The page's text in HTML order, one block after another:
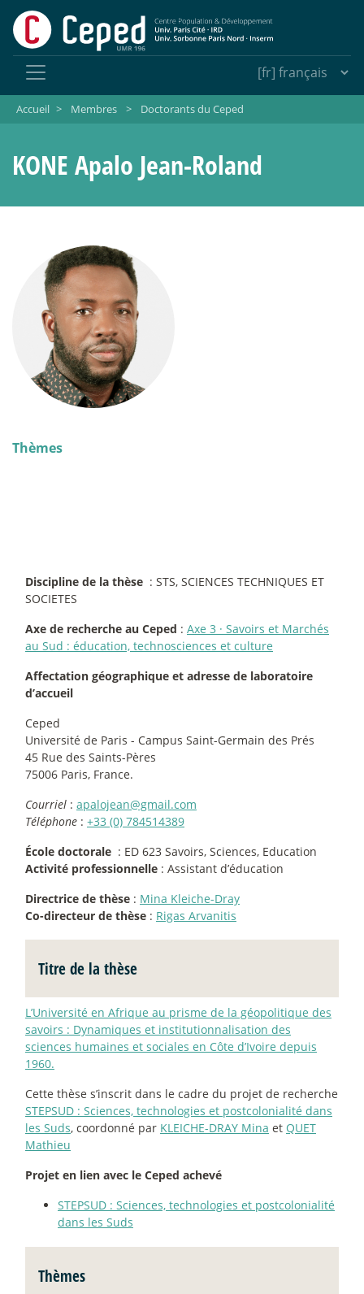
Accueil > Membres > Doctorants du Ceped
KONE Apalo Jean-Roland
Thèmes
Discipline de la thèse : STS, SCIENCES TECHNIQUES ET
SOCIETES
Axe de recherche au Ceped : Axe 3 · Savoirs et Marchés
au Sud : éducation, technosciences et culture
Affectation géographique et adresse de laboratoire
d’accueil
Ceped
Université de Paris - Campus Saint-Germain des Prés
45 Rue des Saints-Pères
75006 Paris, France.
Courriel : apalojean@gmail.com
Téléphone : +33 (0) 784514389
École doctorale : ED 623 Savoirs, Sciences, Education
Activité professionnelle : Assistant d’éducation
Directrice de thèse : Mina Kleiche-Dray
Co-directeur de thèse : Rigas Arvanitis
Titre de la thèse
L’Université en Afrique au prisme de la géopolitique des
savoirs : Dynamiques et institutionnalisation des
sciences humaines et sociales en Côte d’Ivoire depuis
1960.
Cette thèse s’inscrit dans le cadre du projet de recherche
STEPSUD : Sciences, technologies et postcolonialité dans
les Suds, coordonné par KLEICHE-DRAY Mina et QUET
Mathieu
Projet en lien avec le Ceped achevé
STEPSUD : Sciences, technologies et postcolonialité
dans les Suds
Thèmes